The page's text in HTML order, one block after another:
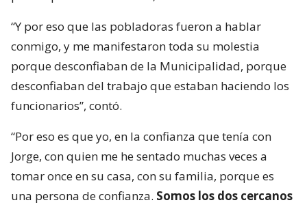
“Y por eso que las pobladoras fueron a hablar
conmigo, y me manifestaron toda su molestia
porque desconfiaban de la Municipalidad, porque
desconfiaban del trabajo que estaban haciendo los
funcionarios”, contó.
“Por eso es que yo, en la confianza que tenía con
Jorge, con quien me he sentado muchas veces a
tomar once en su casa, con su familia, porque es
una persona de confianza. Somos los dos cercanos